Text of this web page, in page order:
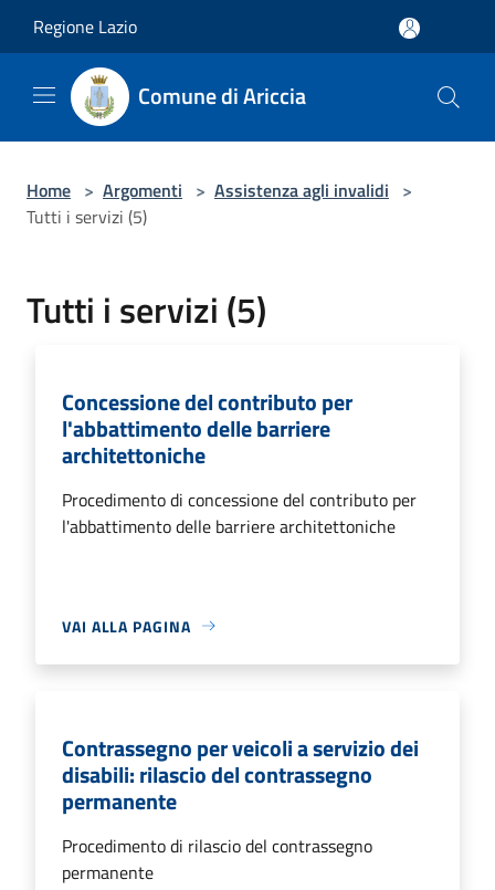
Regione Lazio
Comune di Ariccia
Home > Argomenti > Assistenza agli invalidi >
Tutti i servizi (5)
Tutti i servizi (5)
Concessione del contributo per
l'abbattimento delle barriere
architettoniche
Procedimento di concessione del contributo per
l'abbattimento delle barriere architettoniche
VAI ALLA PAGINA
Contrassegno per veicoli a servizio dei
disabili: rilascio del contrassegno
permanente
Procedimento di rilascio del contrassegno
permanente